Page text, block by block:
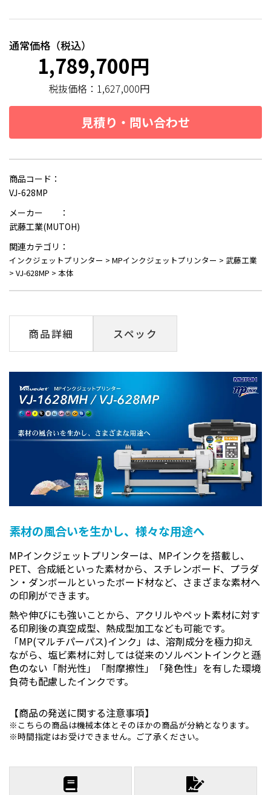
通常価格（税込）
1,789,700円
税抜価格： 1,627,000円
見積り・問い合わせ
商品コード：
VJ-628MP
メーカー ：
武藤工業(MUTOH)
関連カテゴリ：
インクジェットプリンター > MPインクジェットプリンター > 武藤工業
> VJ-628MP > 本体
商品詳細 スペック
素材の風合いを生かし、様々な用途へ
MPインクジェットプリンターは、MPインクを搭載し、
PET、合成紙といった素材から、スチレンボード、プラダ
ン・ダンボールといったボード材など、さまざまな素材へ
の印刷ができます。
熱や伸びにも強いことから、アクリルやペット素材に対す
る印刷後の真空成型、熱成型加工なども可能です。
「MP(マルチパーパス)インク」は、溶剤成分を極力抑え
ながら、塩ビ素材に対しては従来のソルベントインクと遜
色のない「耐光性」「耐摩擦性」「発色性」を有した環境
負荷も配慮したインクです。
【商品の発送に関する注意事項】
こちらの商品は機械本体とそのほかの商品が分納となります。
時間指定はお受けできません。ご了承ください。